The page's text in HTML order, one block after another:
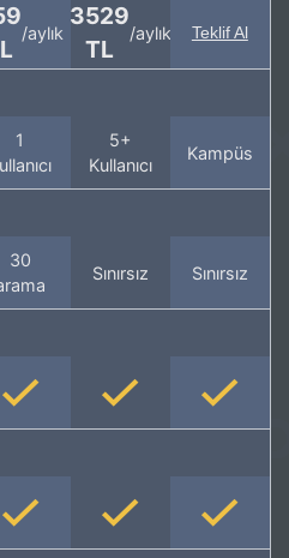
/aylık
3529
TL
/aylık Teklif Al
1
5+
Kullanıcı
Kampüs
30
Sınırsız Sınırsız